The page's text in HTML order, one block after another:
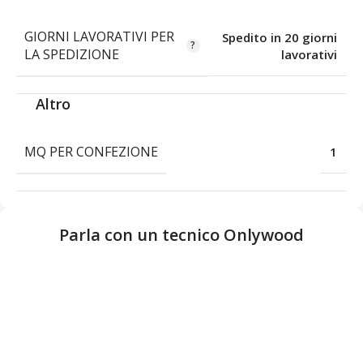
GIORNI LAVORATIVI PER
LA SPEDIZIONE
Spedito in 20 giorni
lavorativi
Altro
MQ PER CONFEZIONE 1
Parla con un tecnico Onlywood